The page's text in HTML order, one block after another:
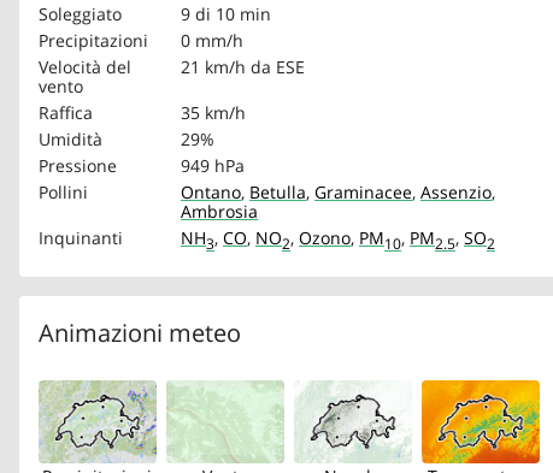
Soleggiato
9 di 10 min
Precipitazioni
0 mm/h
Velocità del
vento
21 km/h da ESE
Raffica
35 km/h
Umidità
29%
Pressione
949 hPa
Pollini
Ontano, Betulla, Graminacee, Assenzio,
Ambrosia
Inquinanti
NH3, CO, NO2, Ozono, PM10, PM2.5, SO2
Animazioni meteo